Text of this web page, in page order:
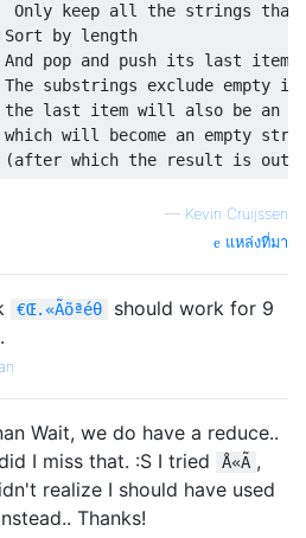
Only keep all the strings
Sort by length
And pop and push its last item
The substrings exclude empty
the last item will also be an
which will become an empty
(after which the result is
— Kevin Cruijssen
แหล่งที่มา
€Œ.«Ãõªéθ
should work for 9
Wait, we do have a reduce..
I miss that. :S I tried
Å«Ã ,
realize I should have used
Thanks!